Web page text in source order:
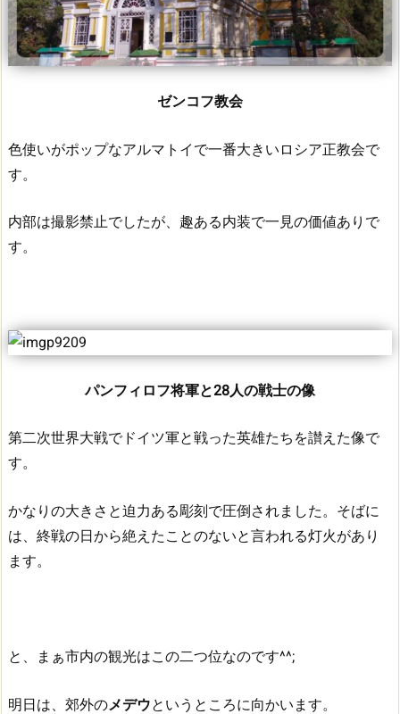
ゼンコフ教会
色使いがポップなアルマトイで一番大きいロシア正教会で
す。
内部は撮影禁止でしたが、趣ある内装で一見の価値ありで
す。
パンフィロフ将軍と28人の戦士の像
第二次世界大戦でドイツ軍と戦った英雄たちを讃えた像で
す。
かなりの大きさと迫力ある彫刻で圧倒されました。そばに
は、終戦の日から絶えたことのないと言われる灯火があり
ます。
と、まぁ市内の観光はこの二つ位なのです^^;
明日は、郊外のメデウというところに向かいます。